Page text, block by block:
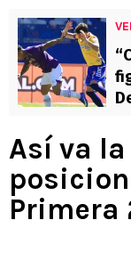
Así va
Primera